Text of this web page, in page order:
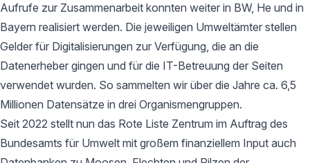
Aufrufe zur Zusammenarbeit konnten weiter in BW, He und in
Bayern realisiert werden. Die jeweiligen Umweltämter stellen
Gelder für Digitalisierungen zur Verfügung, die an die
Datenerheber gingen und für die IT-Betreuung der Seiten
verwendet wurden. So sammelten wir über die Jahre ca. 6,5
Millionen Datensätze in drei Organismengruppen.
Seit 2022 stellt nun das Rote Liste Zentrum im Auftrag des
Bundesamts für Umwelt mit großem finanziellem Input auch